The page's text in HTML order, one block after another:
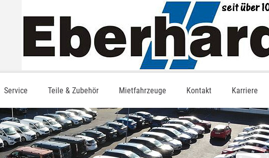
Service Teile & Zubehör Mietfahrzeuge Kontakt Karriere